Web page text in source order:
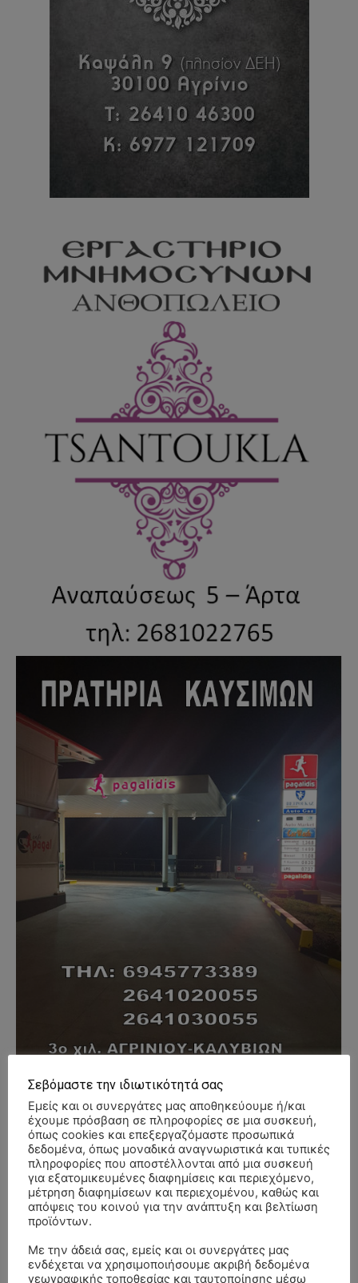
- Advertisment -
Σεβόμαστε την ιδιωτικότητά σας
Εμείς και οι συνεργάτες μας αποθηκεύουμε ή/και
έχουμε πρόσβαση σε πληροφορίες σε μια συσκευή,
όπως cookies και επεξεργαζόμαστε προσωπικά
δεδομένα, όπως μοναδικά αναγνωριστικά και τυπικές
πληροφορίες που αποστέλλονται από μια συσκευή
για εξατομικευμένες διαφημίσεις και περιεχόμενο,
μέτρηση διαφημίσεων και περιεχομένου, καθώς και
απόψεις του κοινού για την ανάπτυξη και βελτίωση
προϊόντων.
Με την άδειά σας, εμείς και οι συνεργάτες μας
ενδέχεται να χρησιμοποιήσουμε ακριβή δεδομένα
γεωγραφικής τοποθεσίας και ταυτοποίησης μέσω